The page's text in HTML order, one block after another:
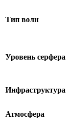
Тип волн
Уровень серфера
Инфраструктура
Атмосфера